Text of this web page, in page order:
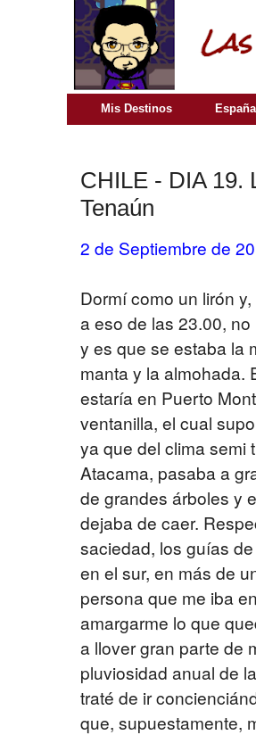
Mis Destinos España
CHILE - DIA 19.
Tenaún
2 de Septiembre de
Dormí como un lirón
a eso de las 23.00,
y es que se estaba la
manta y la almohada.
estaría en Puerto
ventanilla, el cual
ya que del clima semi
Atacama, pasaba a
de grandes árboles y
dejaba de caer.
saciedad, los guías
en el sur, en más de
persona que me iba
amargarme lo que
a llover gran parte de
pluviosidad anual de
traté de ir
que, supuestamente,